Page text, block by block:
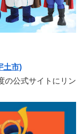
土市)
の公式サイトにリン